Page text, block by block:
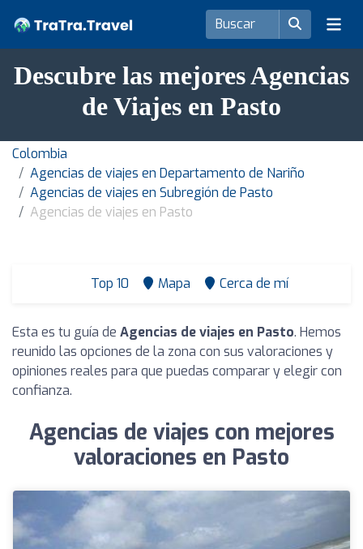
Descubre las mejores Agencias
de Viajes en Pasto
Colombia
Agencias de viajes en Departamento de Nariño
Agencias de viajes en Subregión de Pasto
Agencias de viajes en Pasto
Top 10 Mapa Cerca de mí
Esta es tu guía de Agencias de viajes en Pasto. Hemos
reunido las opciones de la zona con sus valoraciones y
opiniones reales para que puedas comparar y elegir con
confianza.
Agencias de viajes con mejores
valoraciones en Pasto